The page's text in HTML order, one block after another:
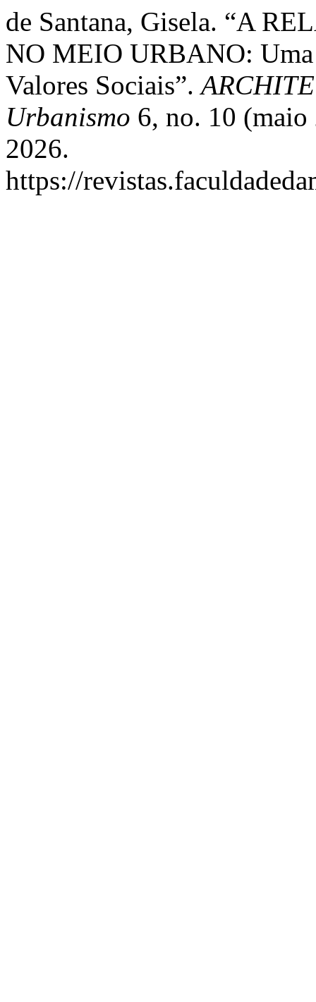
de Santana, Gisela. “A
NO MEIO URBANO: Uma
Valores Sociais”.
Urbanismo 6, no. 10 (maio
2026.
https://